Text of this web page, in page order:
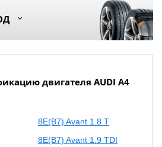
двигателя AUDI A4
8E(B7) Avant 1.8 T
8E(B7) Avant 1.9 TDI